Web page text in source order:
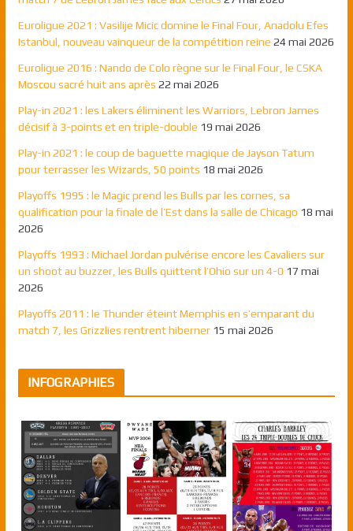
Euroligue 2021 : Vasilije Micic domine le Final Four, Anadolu Efes
Istanbul, nouveau vainqueur de la compétition reine 24 mai 2026
Euroligue 2016 : Nando de Colo règne sur le Final Four, le CSKA
Moscou sacré huit ans après 22 mai 2026
Play-in 2021 : les Lakers éliminent les Warriors, Lebron James
décisif à 3-points et en triple-double 19 mai 2026
Play-in 2021 : le coup de baguette magique de Jayson Tatum
pour terrasser les Wizards, 50 points 18 mai 2026
Playoffs 1995 : le Magic prend les Bulls par les cornes, sa
qualification pour la finale de l’Est dans la salle de Chicago 18 mai
2026
Playoffs 1993 : Michael Jordan pulvérise encore les Cavaliers sur
un shoot au buzzer, les Bulls quittent l’Ohio sur un 4-0 17 mai
2026
Playoffs 2011 : le Thunder éteint Memphis en s’emparant du
match 7, les Grizzlies rentrent hiberner 15 mai 2026
INFOGRAPHIES